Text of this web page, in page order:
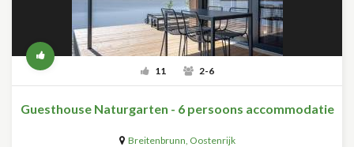
11 2-6
Guesthouse Naturgarten - 6 persoons accommodatie
Breitenbrunn, Oostenrijk